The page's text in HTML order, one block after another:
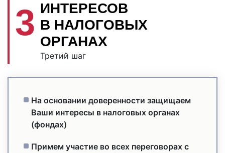
3 ИНТЕРЕСОВ
В НАЛОГОВЫХ
ОРГАНАХ
Третий шаг
На основании доверенности защищаем
Ваши интересы в налоговых органах
(фондах)
Примем участие во всех переговорах с